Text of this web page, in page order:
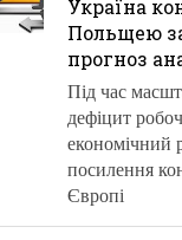
Україна
Польщею
прогноз
Під час
дефіцит
економічний
посилення
Європі